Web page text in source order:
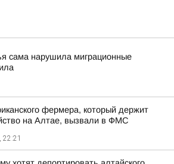
сама нарушила миграционные
фермера, который держит
на Алтае, вызвали в ФМС
22:21